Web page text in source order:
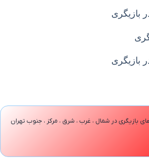
بازیگری
بازیگری
بازیگری در شمال ، غرب ، شرق ، مرکز ، جنوب تهران